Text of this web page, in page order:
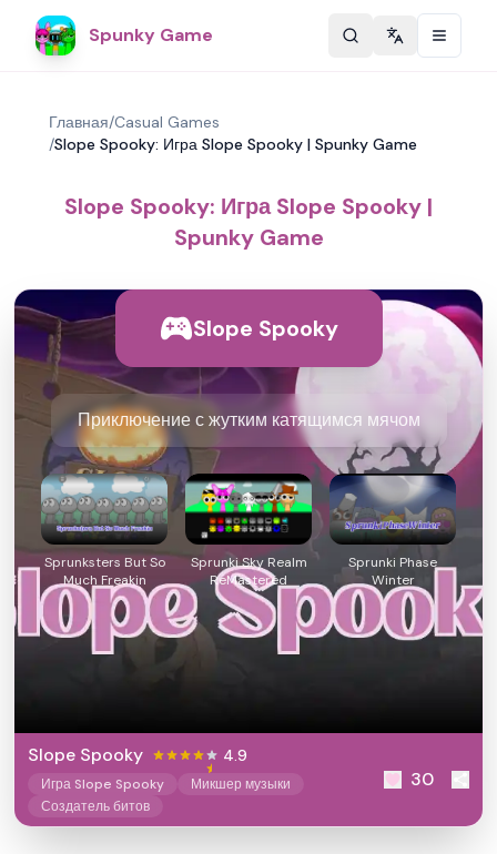
Spunky Game Change
Главная/Casual Games
/Slope Spooky: Игра Slope Spooky | Spunky Game
Slope Spooky: Игра Slope Spooky |
Spunky Game
Slope Spooky
Приключение с жутким катящимся мячом
Sprunksters But So
Much Freakin
Sprunki Sky Realm
ReMastered
Sprunki Phase
Winter
Slope Spooky 4.9
Игра Slope Spooky
Микшер музыки
Создатель битов
30